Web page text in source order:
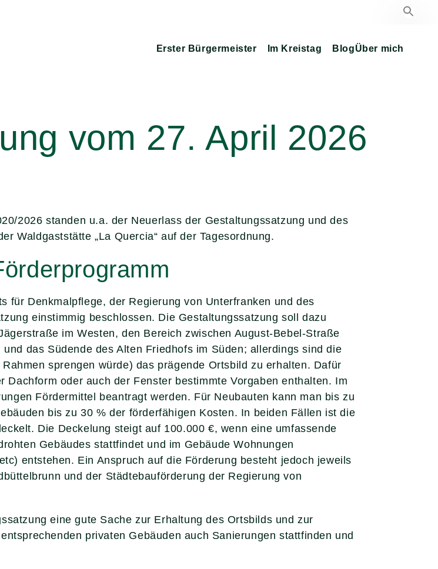
Erster Bürgermeister Im Kreistag BlogÜber mich
vom 27. April 2026
2026 standen u.a. der Neuerlass der Gestaltungssatzung und des
Waldgaststätte „La Quercia“ auf der Tagesordnung.
für Denkmalpflege, der Regierung von Unterfranken und des
einstimmig beschlossen. Die Gestaltungssatzung soll dazu
im Westen, den Bereich zwischen August-Bebel-Straße
das Südende des Alten Friedhofs im Süden; allerdings sind die
sprengen würde) das prägende Ortsbild zu erhalten. Dafür
oder auch der Fenster bestimmte Vorgaben enthalten. Im
Fördermittel beantragt werden. Für Neubauten kann man bis zu
bis zu 30 % der förderfähigen Kosten. In beiden Fällen ist die
Die Deckelung steigt auf 100.000 €, wenn eine umfassende
Gebäudes stattfindet und im Gebäude Wohnungen
entstehen. Ein Anspruch auf die Förderung besteht jedoch jeweils
und der Städtebauförderung der Regierung von
eine gute Sache zur Erhaltung des Ortsbilds und zur
privaten Gebäuden auch Sanierungen stattfinden und